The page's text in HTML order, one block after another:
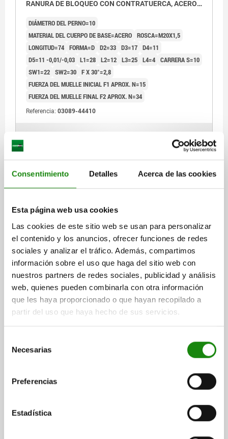
Consentimiento Detalles Acerca de las cookies
Esta página web usa cookies
Las cookies de este sitio web se usan para personalizar
el contenido y los anuncios, ofrecer funciones de redes
sociales y analizar el tráfico. Además, compartimos
información sobre el uso que haga del sitio web con
nuestros partners de redes sociales, publicidad y análisis
web, quienes pueden combinarla con otra información
que les haya proporcionado o que hayan recopilado a
partir del uso que haya hecho de sus servicios.
Necesarias
Preferencias
Estadística
RANURA DE BLOQUEO CON CONTRATUERCA, ACERO
COMP:TERMOPLÁSTICO GRIS ANTRACITA RAL7021
DIÁMETRO DEL PERNO=10
MATERIAL DEL CUERPO DE BASE=ACERO ROSCA=M20X1,5
LONGITUD=74 FORMA=D D2=33 D3=17 D4=11
D5=11 -0,01/-0,03 L1=28 L2=12 L3=25 L4=4 CARRERA S=10
SW1=22 SW2=30 F X 30°=2,8
FUERZA DEL MUELLE INICIAL F1 APROX. N=15
FUERZA DEL MUELLE FINAL F2 APROX. N=34
Referencia: 03089-44410
DETALLES
PERNO DE BLOQUEO PREMIUM CON CLAVIJA DE
BLOQUEO CI TA.1 D1=M10X1, D=5, FORMA:D CON
RANURA DE BLOQUEO CON CONTRATUERCA, ACERO
INOXIDABLE ENDURECIDO, PULIDO Y ACAB,
COMP:TERMOPLÁSTICO GRIS ANTRACITA RAL7021
DIÁMETRO DEL PERNO=5
FUERZA DEL MUELLE FINAL F2 APROX. N=12